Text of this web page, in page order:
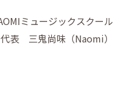
ミュージックスクール
代表 三鬼尚味（Naomi）